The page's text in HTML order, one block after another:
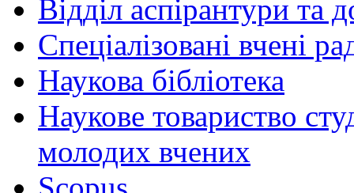
Відділ аспірантури та
Спеціалізовані вчені
Наукова бібліотека
Наукове товариство
молодих вчених